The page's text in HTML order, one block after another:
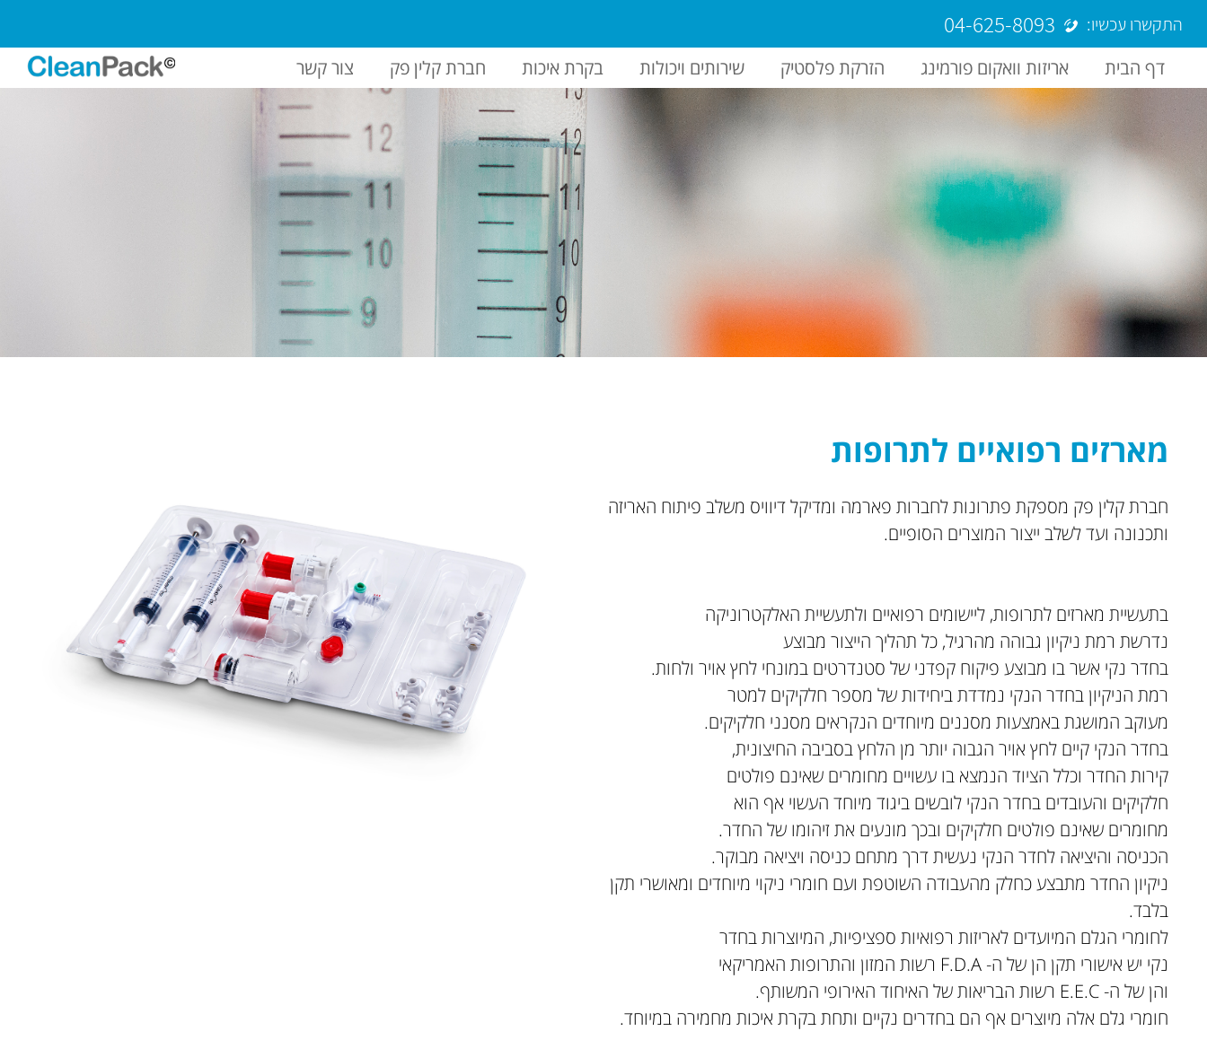
התקשרו עכשיו: 04-625-8093
דף הבית אריזות וואקום פורמינג הזרקת פלסטיק שירותים ויכולות בקרת איכות חברת קלין פק צור קשר
מארזים רפואיים לתרופות
חברת קלין פק מספקת פתרונות לחברות פארמה ומדיקל דיוויס משלב פיתוח האריזה
ותכנונה ועד לשלב ייצור המוצרים הסופיים.
בתעשיית מארזים לתרופות, ליישומים רפואיים ולתעשיית האלקטרוניקה
נדרשת רמת ניקיון גבוהה מהרגיל, כל תהליך הייצור מבוצע
בחדר נקי אשר בו מבוצע פיקוח קפדני של סטנדרטים במונחי לחץ אויר ולחות.
רמת הניקיון בחדר הנקי נמדדת ביחידות של מספר חלקיקים למטר
מעוקב המושגת באמצעות מסננים מיוחדים הנקראים מסנני חלקיקים.
בחדר הנקי קיים לחץ אויר הגבוה יותר מן הלחץ בסביבה החיצונית,
קירות החדר וכלל הציוד הנמצא בו עשויים מחומרים שאינם פולטים
חלקיקים והעובדים בחדר הנקי לובשים ביגוד מיוחד העשוי אף הוא
מחומרים שאינם פולטים חלקיקים ובכך מונעים את זיהומו של החדר.
הכניסה והיציאה לחדר הנקי נעשית דרך מתחם כניסה ויציאה מבוקר.
ניקיון החדר מתבצע כחלק מהעבודה השוטפת ועם חומרי ניקוי מיוחדים ומאושרי תקן
בלבד.
לחומרי הגלם המיועדים לאריזות רפואיות ספציפיות, המיוצרות בחדר
נקי יש אישורי תקן הן של ה- F.D.A רשות המזון והתרופות האמריקאי
והן של ה- E.E.C רשות הבריאות של האיחוד האירופי המשותף.
חומרי גלם אלה מיוצרים אף הם בחדרים נקיים ותחת בקרת איכות מחמירה במיוחד.